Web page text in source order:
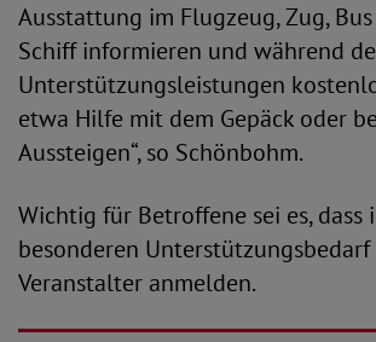
Ausstattung im Flugzeug, Zug,
Schiff informieren und während
Unterstützungsleistungen
etwa Hilfe mit dem Gepäck oder
Aussteigen“, so Schönbohm.
Wichtig für Betroffene sei es, dass
besonderen
Veranstalter anmelden.